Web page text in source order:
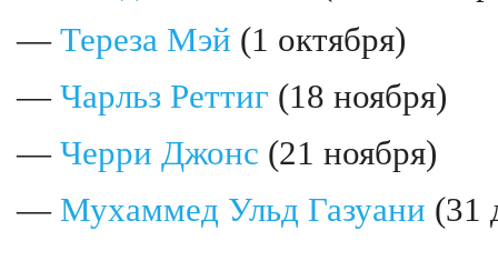
— Тереза Мэй (1 октября)
— Чарльз Реттиг (18 ноября)
— Черри Джонс (21 ноября)
— Мухаммед Ульд Газуани (31